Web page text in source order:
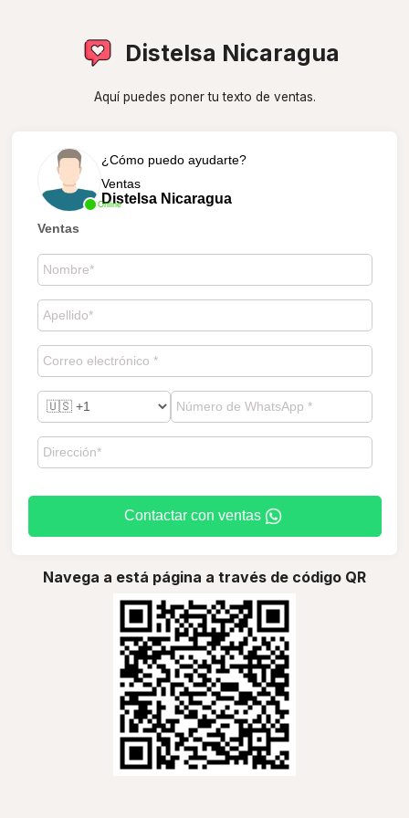
Distelsa Nicaragua
Aquí puedes poner tu texto de ventas.
Online
¿Cómo puedo ayudarte?
Ventas
Distelsa Nicaragua
Ventas
Contactar con ventas
Navega a está página a través de código QR